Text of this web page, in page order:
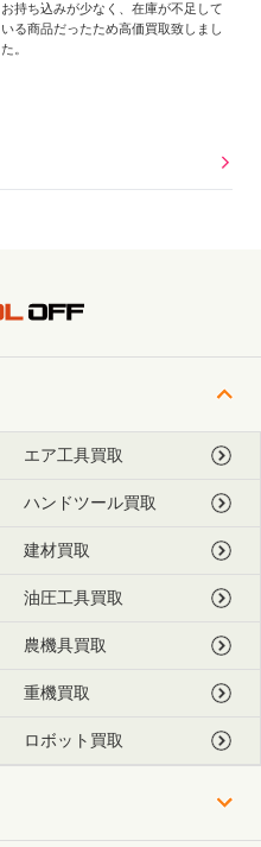
お持ち込みが少なく、在庫が不足して
いる商品だったため高価買取致しまし
た。
エア工具買取
ハンドツール買取
建材買取
油圧工具買取
農機具買取
重機買取
ロボット買取